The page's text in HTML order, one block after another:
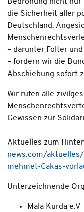
die Sicherheit aller
Deutschland.
– darunter Folter
– fordern wir die
Abschiebung sofort
Wir rufen alle
Gewissen zur
Aktuelles zum
news.com/
mehmet-Cakas-
Unterzeichnende
Mala Kurda e.V